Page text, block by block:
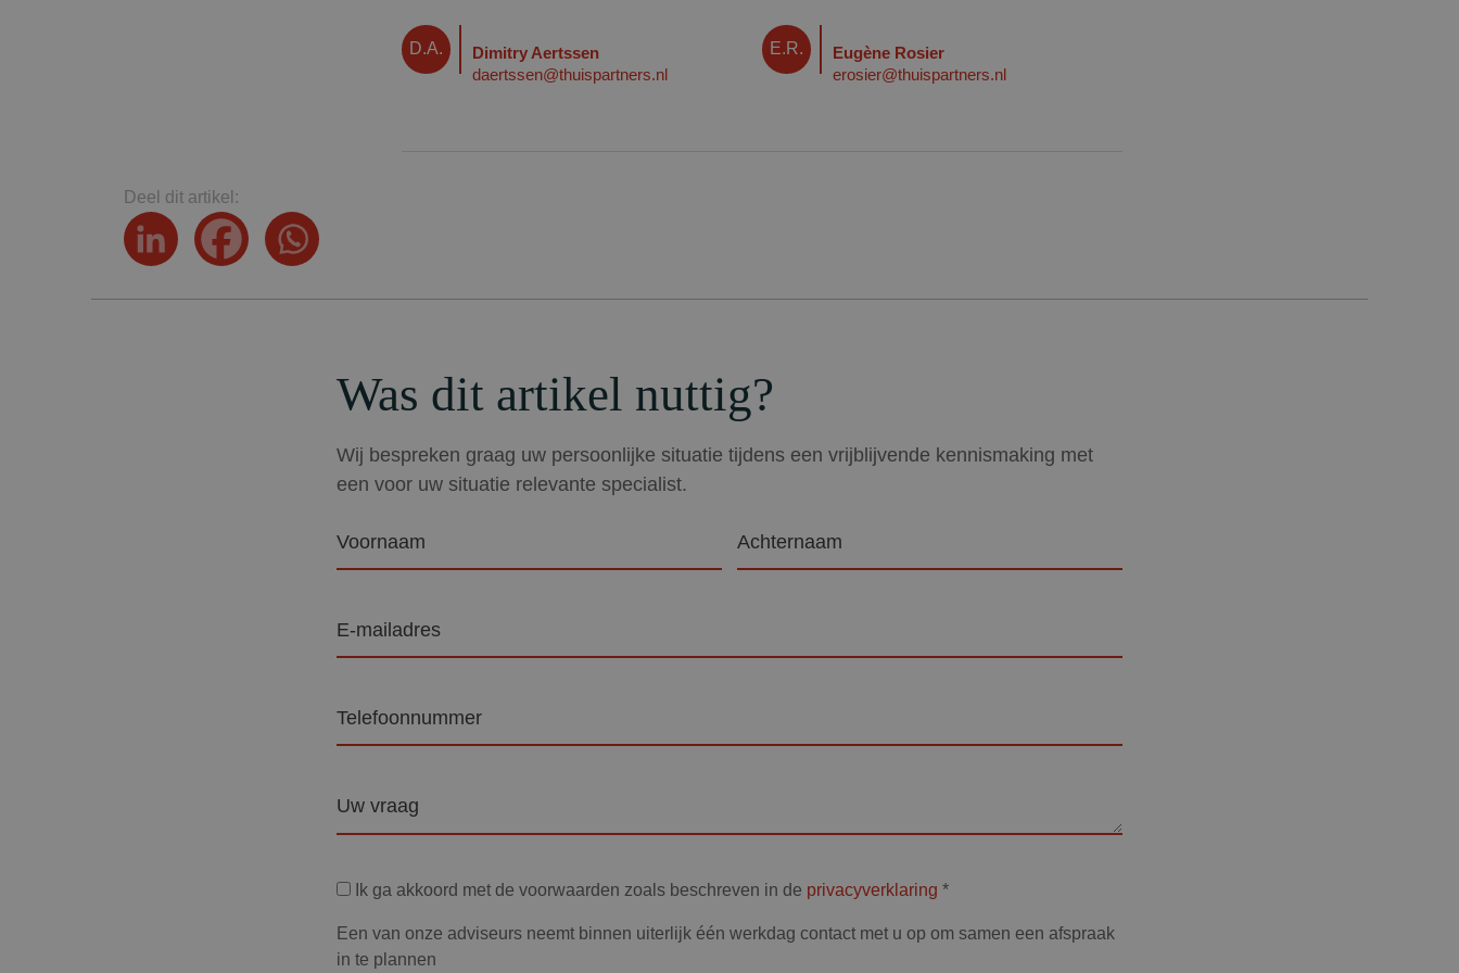
D.A.
Dimitry Aertssen
daertssen@thuispartners.nl
E.R.
Eugène Rosier
erosier@thuispartners.nl
Deel dit artikel:
Was dit artikel nuttig?
Wij bespreken graag uw persoonlijke situatie tijdens een vrijblijvende kennismaking met
een voor uw situatie relevante specialist.
mailadres
Privacyverklaring
Ik ga akkoord met de voorwaarden zoals beschreven in de privacyverklaring *
Een van onze adviseurs neemt binnen uiterlijk één werkdag contact met u op om samen een afspraak
in te plannen